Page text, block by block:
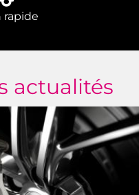
rapide
actualités